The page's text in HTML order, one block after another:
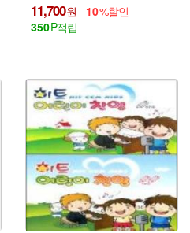
11,700
10
350